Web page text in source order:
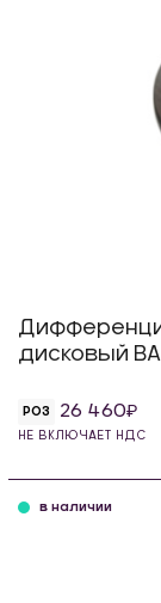
дисковый
РОЗ 26 460
НЕ ВКЛЮЧАЕТ НДС
в наличии